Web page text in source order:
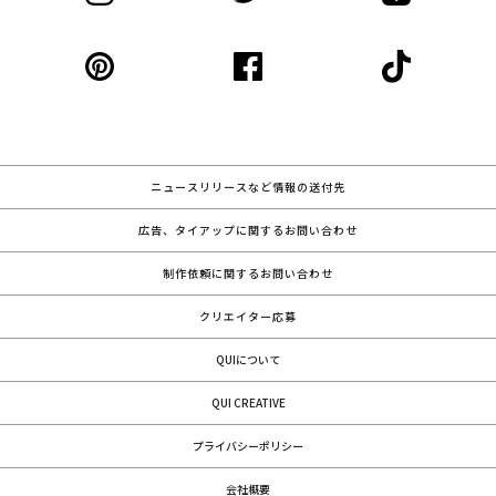
ニュースリリースなど情報の送付先
広告、タイアップに関するお問い合わせ
制作依頼に関するお問い合わせ
クリエイター応募
QUIについて
QUI CREATIVE
プライバシーポリシー
会社概要